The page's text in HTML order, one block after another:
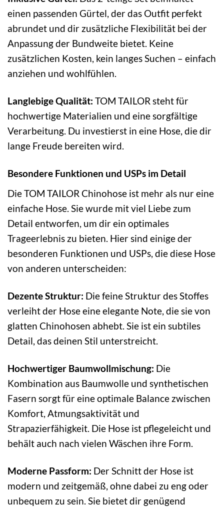
einen passenden Gürtel, der das Outfit perfekt
abrundet und dir zusätzliche Flexibilität bei der
Anpassung der Bundweite bietet. Keine
zusätzlichen Kosten, kein langes Suchen – einfach
anziehen und wohlfühlen.
Langlebige Qualität: TOM TAILOR steht für
hochwertige Materialien und eine sorgfältige
Verarbeitung. Du investierst in eine Hose, die dir
lange Freude bereiten wird.
Besondere Funktionen und USPs im Detail
Die TOM TAILOR Chinohose ist mehr als nur eine
einfache Hose. Sie wurde mit viel Liebe zum
Detail entworfen, um dir ein optimales
Trageerlebnis zu bieten. Hier sind einige der
besonderen Funktionen und USPs, die diese Hose
von anderen unterscheiden:
Dezente Struktur: Die feine Struktur des Stoffes
verleiht der Hose eine elegante Note, die sie von
glatten Chinohosen abhebt. Sie ist ein subtiles
Detail, das deinen Stil unterstreicht.
Hochwertiger Baumwollmischung: Die
Kombination aus Baumwolle und synthetischen
Fasern sorgt für eine optimale Balance zwischen
Komfort, Atmungsaktivität und
Strapazierfähigkeit. Die Hose ist pflegeleicht und
behält auch nach vielen Wäschen ihre Form.
Moderne Passform: Der Schnitt der Hose ist
modern und zeitgemäß, ohne dabei zu eng oder
unbequem zu sein. Sie bietet dir genügend